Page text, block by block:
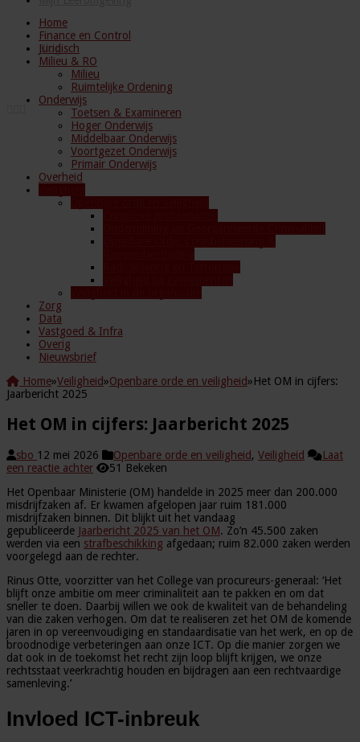
Blog
Home
Finance en Control
Juridisch
Milieu & RO
Milieu
Ruimtelijke Ordening
Onderwijs
Toetsen & Examineren
Hoger Onderwijs
Middelbaar Onderwijs
Voortgezet Onderwijs
Primair Onderwijs
Overheid
Zorg
Data
Vastgoed & Infra
Overig
Nieuwsbrief
Home»Veiligheid»Openbare orde en veiligheid»Het OM in cijfers:
Jaarbericht 2025
Het OM in cijfers: Jaarbericht 2025
sbo 12 mei 2026 Openbare orde en veiligheid, Veiligheid
Laat
een reactie achter
51 Bekeken
Het Openbaar Ministerie (OM) handelde in 2025 meer dan 200.000
misdrijfzaken af. Er kwamen afgelopen jaar ruim 181.000
misdrijfzaken binnen. Dit blijkt uit het vandaag
gepubliceerde Jaarbericht 2025 van het OM. Zo’n 45.500 zaken
werden via een strafbeschikking afgedaan; ruim 82.000 zaken werden
voorgelegd aan de rechter.
Rinus Otte, voorzitter van het College van procureurs-generaal: ‘Het
blijft onze ambitie om meer criminaliteit aan te pakken en om dat
sneller te doen. Daarbij willen we ook de kwaliteit van de behandeling
van die zaken verhogen. Om dat te realiseren zet het OM de komende
jaren in op vereenvoudiging en standaardisatie van het werk, en op de
broodnodige verbeteringen aan onze ICT. Op die manier zorgen we
dat ook in de toekomst het recht zijn loop blijft krijgen, we onze
rechtsstaat veerkrachtig houden en bijdragen aan een rechtvaardige
samenleving.’
Invloed ICT-inbreuk